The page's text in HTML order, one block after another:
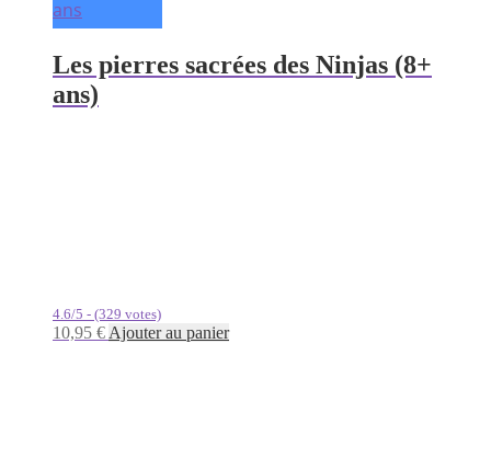
ans
Les pierres sacrées des Ninjas (8+
ans)
4.6/5 - (329 votes)
10,95 € Ajouter au panier